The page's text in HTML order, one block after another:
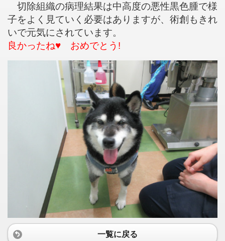
切除組織の病理結果は中高度の悪性黒色腫で様
子をよく見ていく必要はありますが、術創もきれ
いで元気にされています。
良かったね♥ おめでとう!
一覧に戻る